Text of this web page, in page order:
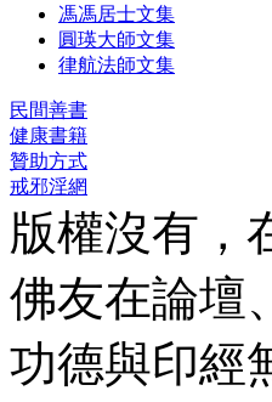
馮馮居士文集
圓瑛大師文集
律航法師文集
民間善書
健康書籍
贊助方式
戒邪淫網
版權沒有，
佛友在論壇
功德與印經